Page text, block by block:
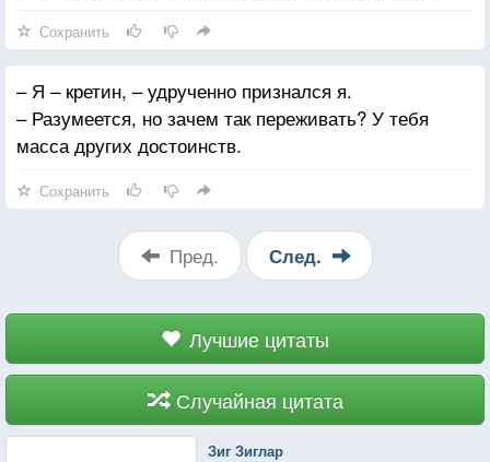
Сохранить
– Я – кретин, – удрученно признался я.
– Разумеется, но зачем так переживать? У тебя
масса других достоинств.
Сохранить
Пред. След.
Лучшие цитаты
Случайная цитата
Зиг Зиглар